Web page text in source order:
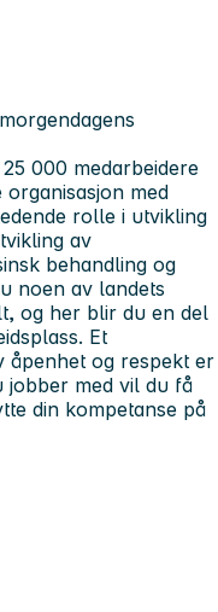
000 medarbeidere
med
rolle i utvikling
av
behandling og
noen av landets
og her blir du en del
Et
åpenhet og respekt er
med vil du få
din kompetanse på